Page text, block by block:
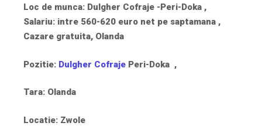
Loc de munca: Dulgher Cofraje -Peri-Doka ,
Salariu: intre 560-620 euro net pe saptamana ,
Cazare gratuita, Olanda
Pozitie: Dulgher Cofraje Peri-Doka ,
Tara: Olanda
Locatie: Zwole